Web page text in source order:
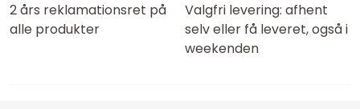
2 års reklamationsret på
alle produkter
Valgfri levering: afhent
selv eller få leveret, også i
weekenden